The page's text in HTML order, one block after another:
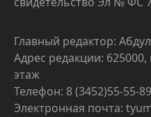
Главный редактор:
Адрес редакции:
этаж
Телефон: 8 (3452)55-55-89
Электронная почта: